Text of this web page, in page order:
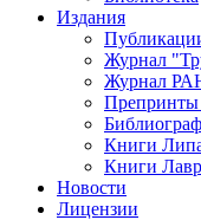
Издания
Журнал
Журнал
Книги
Книги
Новости
Лицензии